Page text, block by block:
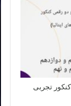
شیمی کنکور دکتر نباتی – تحلیل سوال ۷۷ کنکور تجربی